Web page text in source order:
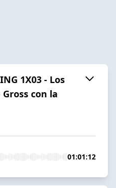
1X03 - Los
con la
01:01:12